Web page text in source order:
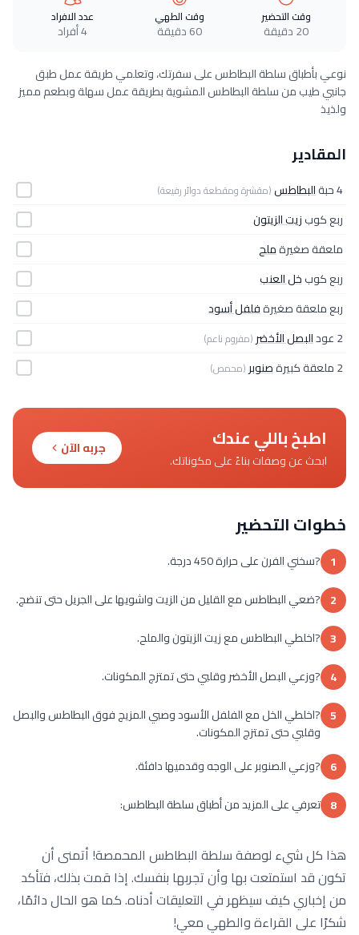
وقت التحضير
20 دقيقة
وقت الطهي
60 دقيقة
عدد الافراد
4 أفراد
نوعي بأطباق سلطة البطاطس على سفرتك، وتعلمي طريقة عمل طبق
جانبي طيب من سلطة البطاطس المشوية بطريقة عمل سهلة وبطعم مميز
ولذيذ
المقادير
4 حبة البطاطس(مقشرة ومقطعة دوائر رفيعة)
ربع كوبزيت الزيتون
ملعقة صغيرةملح
ربع كوبخل العنب
ربع ملعقة صغيرةفلفل أسود
2 عود
البصل الأخضر (مفروم ناعم)
2 ملعقة كبيرة صنوبر (محمص)
اطبخ باللي عندك
ابحث عن وصفات بناءً على مكوناتك.
جربه الآن
خطوات التحضير
1 ?سخني الفرن على حرارة 450 درجة.
2 ?ضعي البطاطس مع القليل من الزيت واشويها على الجريل حتى تنضج.
3 ?اخلطي البطاطس مع زيت الزيتون والملح.
4 ?وزعي البصل الأخضر وقلبي حتى تمتزج المكونات.
5 ?اخلطي الخل مع الفلفل الأسود وصبي المزيج فوق البطاطس والبصل
وقلبي حتى تمتزج المكونات.
6 ?وزعي الصنوبر على الوجه وقدميها دافئة.
8 تعرفي على المزيد من أطباق سلطة البطاطس:
هذا كل شيء لوصفة سلطة البطاطس المحمصة! أتمنى أن
تكون قد استمتعت بها وأن تجربها بنفسك. إذا قمت بذلك، فتأكد
من إخباري كيف سيظهر في التعليقات أدناه. كما هو الحال دائمًا،
شكرًا على القراءة والطهي معي!